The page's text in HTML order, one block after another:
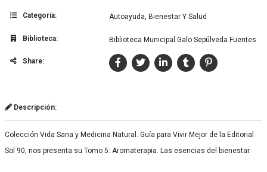
Categoría: Autoayuda, Bienestar Y Salud
Biblioteca: Biblioteca Municipal Galo Sepúlveda Fuentes
Share:
Descripción:
Colección Vida Sana y Medicina Natural. Guía para Vivir Mejor de la Editorial
Sol 90, nos presenta su Tomo 5: Aromaterapia. Las esencias del bienestar.